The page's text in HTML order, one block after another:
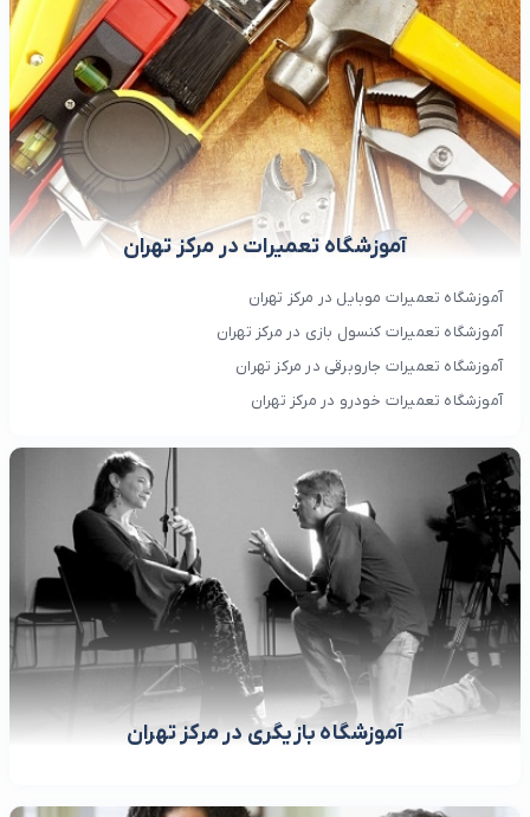
آموزشگاه تعمیرات در مرکز تهران
آموزشگاه تعمیرات موبایل در مرکز تهران
آموزشگاه تعمیرات کنسول بازی در مرکز تهران
آموزشگاه تعمیرات جاروبرقی در مرکز تهران
آموزشگاه تعمیرات خودرو در مرکز تهران
آموزشگاه بازیگری در مرکز تهران